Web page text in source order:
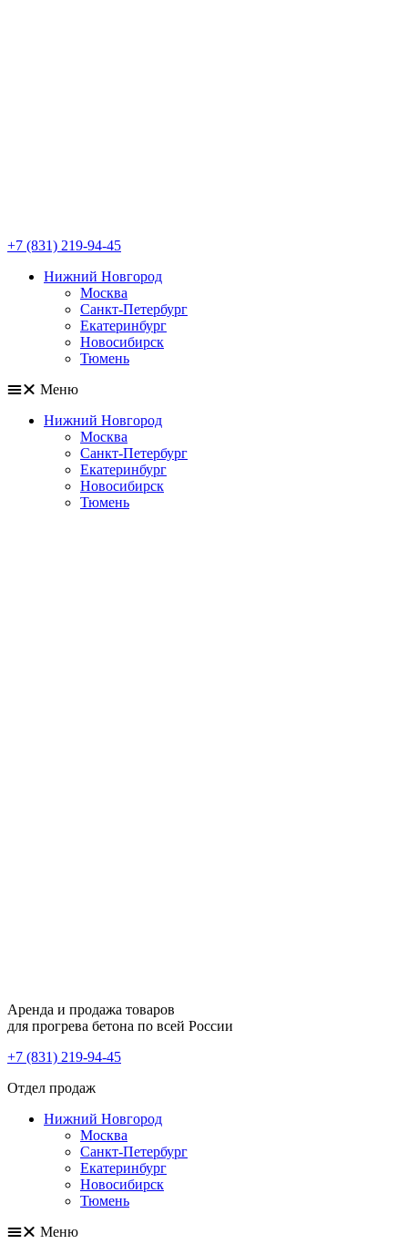
+7 (831) 219-94-45
Нижний Новгород
Москва
Санкт-Петербург
Екатеринбург
Новосибирск
Тюмень
Меню
Нижний Новгород
Москва
Санкт-Петербург
Екатеринбург
Новосибирск
Тюмень
Аренда и продажа товаров
для прогрева бетона по всей России
+7 (831) 219-94-45
Отдел продаж
Нижний Новгород
Москва
Санкт-Петербург
Екатеринбург
Новосибирск
Тюмень
Меню